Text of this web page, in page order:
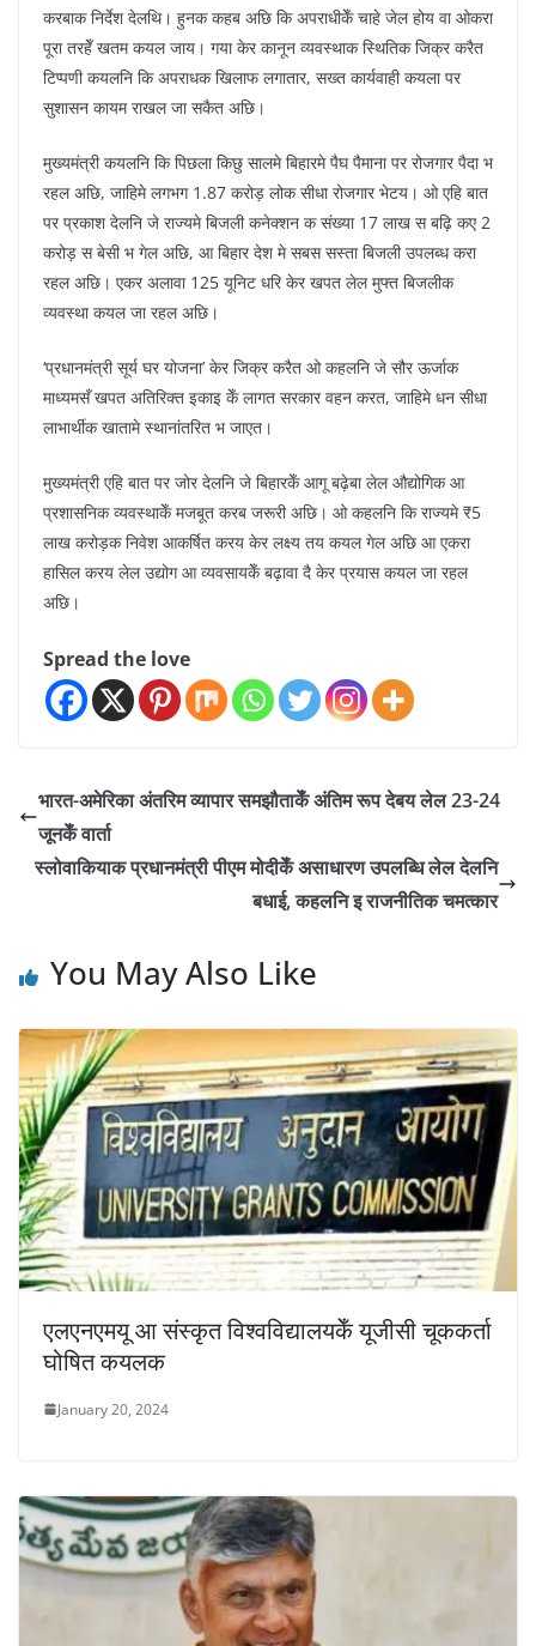
करबाक निर्देश देलथि। हुनक कहब अछि कि अपराधीकेँ चाहे जेल होय वा ओकरा
पूरा तरहेँ खतम कयल जाय। गया केर कानून व्यवस्थाक स्थितिक जिक्र करैत
टिप्पणी कयलनि कि अपराधक खिलाफ लगातार, सख्त कार्यवाही कयला पर
सुशासन कायम राखल जा सकैत अछि।
मुख्यमंत्री कयलनि कि पिछला किछु सालमे बिहारमे पैघ पैमाना पर रोजगार पैदा भ
रहल अछि, जाहिमे लगभग 1.87 करोड़ लोक सीधा रोजगार भेटय। ओ एहि बात
पर प्रकाश देलनि जे राज्यमे बिजली कनेक्शन क संख्या 17 लाख स बढ़ि कए 2
करोड़ स बेसी भ गेल अछि, आ बिहार देश मे सबस सस्ता बिजली उपलब्ध करा
रहल अछि। एकर अलावा 125 यूनिट धरि केर खपत लेल मुफ्त बिजलीक
व्यवस्था कयल जा रहल अछि।
‘प्रधानमंत्री सूर्य घर योजना’ केर जिक्र करैत ओ कहलनि जे सौर ऊर्जाक
माध्यमसँ खपत अतिरिक्त इकाइ केँ लागत सरकार वहन करत, जाहिमे धन सीधा
लाभार्थीक खातामे स्थानांतरित भ जाएत।
मुख्यमंत्री एहि बात पर जोर देलनि जे बिहारकेँ आगू बढ़ेबा लेल औद्योगिक आ
प्रशासनिक व्यवस्थाकेँ मजबूत करब जरूरी अछि। ओ कहलनि कि राज्यमे ₹5
लाख करोड़क निवेश आकर्षित करय केर लक्ष्य तय कयल गेल अछि आ एकरा
हासिल करय लेल उद्योग आ व्यवसायकेँ बढ़ावा दै केर प्रयास कयल जा रहल
अछि।
Spread the love
भारत-अमेरिका अंतरिम व्यापार समझौताकेँ अंतिम रूप देबय लेल 23-24
जूनकेँ वार्ता
स्लोवाकियाक प्रधानमंत्री पीएम मोदीकेँ असाधारण उपलब्धि लेल देलनि
बधाई, कहलनि इ राजनीतिक चमत्कार
You May Also Like
एलएनएमयू आ संस्कृत विश्वविद्यालयकेँ यूजीसी चूककर्ता
घोषित कयलक
January 20, 2024